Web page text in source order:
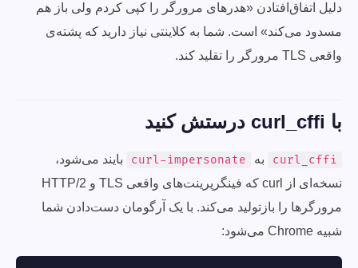
دلیل اتفاق‌افتادن «هدرهای مرورگر را کپی کردم ولی باز هم
مسدود می‌کند» است. شما به کلاینتی نیاز دارید که پشته‌ی
واقعی TLS مرورگر را تقلید کند.
با curl_cffi درستش کنید
curl_cffi به curl-impersonate
بایند می‌شود،
نسخه‌ای از curl که فینگرپرینت‌های واقعی TLS و HTTP/2
مرورگرها را بازتولید می‌کند. با یک آرگومان دست‌دادن شما
شبیه Chrome می‌شود: